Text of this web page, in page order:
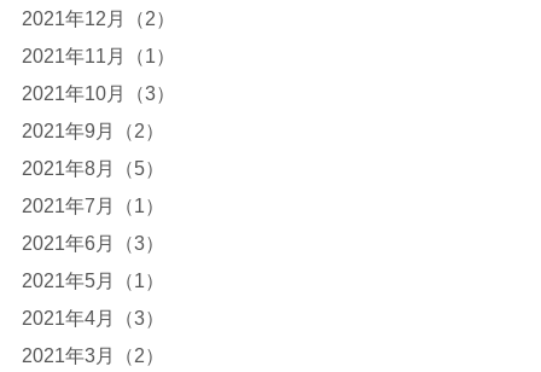
2021年12月（2）
2021年11月（1）
2021年10月（3）
2021年9月（2）
2021年8月（5）
2021年7月（1）
2021年6月（3）
2021年5月（1）
2021年4月（3）
2021年3月（2）